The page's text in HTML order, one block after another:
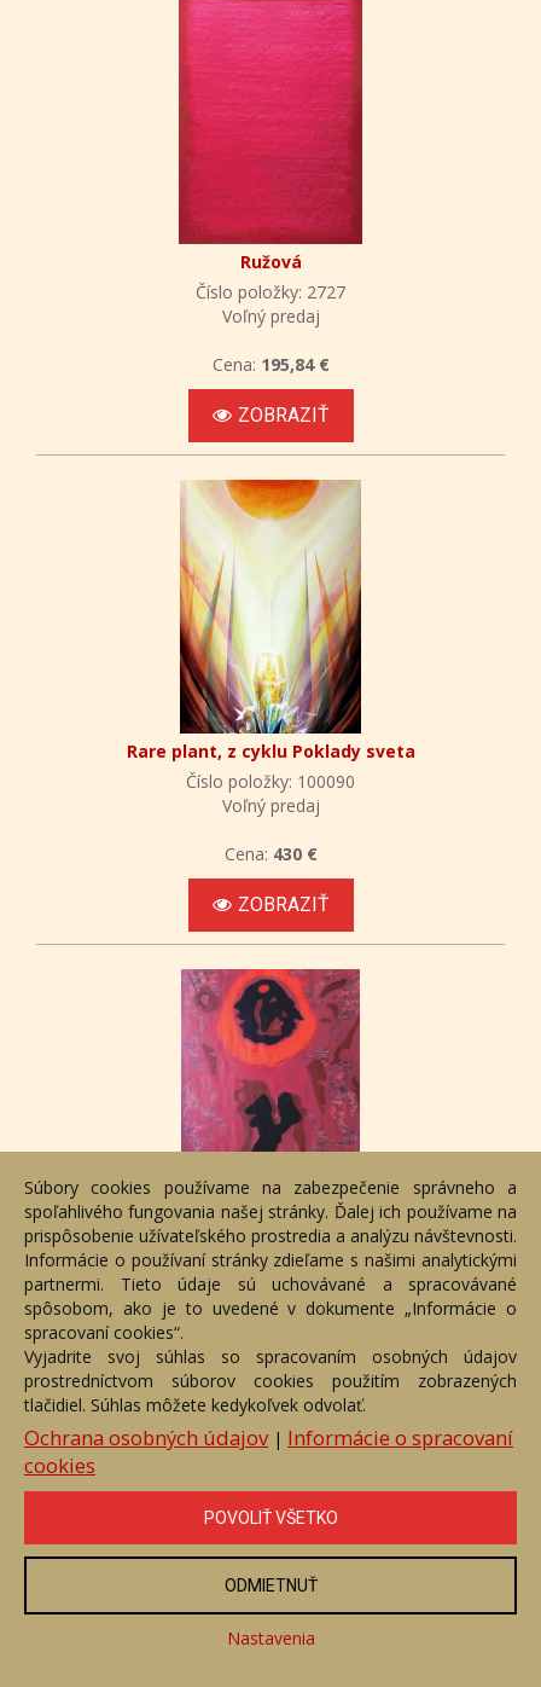
Ružová
Číslo položky: 2727
Voľný predaj
Cena: 195,84 €
ZOBRAZIŤ
Rare plant, z cyklu Poklady sveta
Číslo položky: 100090
Voľný predaj
Cena: 430 €
ZOBRAZIŤ
Pupok sveta
Číslo položky: 2747
Voľný predaj
ZOBRAZIŤ
Súbory cookies používame na zabezpečenie správneho a
spoľahlivého fungovania našej stránky. Ďalej ich používame na
prispôsobenie užívateľského prostredia a analýzu návštevnosti.
Informácie o používaní stránky zdieľame s našimi analytickými
partnermi. Tieto údaje sú uchovávané a spracovávané
spôsobom, ako je to uvedené v dokumente „Informácie o
spracovaní cookies“.
Vyjadrite svoj súhlas so spracovaním osobných údajov
prostredníctvom súborov cookies použitím zobrazených
tlačidiel. Súhlas môžete kedykoľvek odvolať.
Ochrana osobných údajov| Informácie o spracovaní
cookies
POVOLIŤ VŠETKO
ODMIETNUŤ
Nastavenia